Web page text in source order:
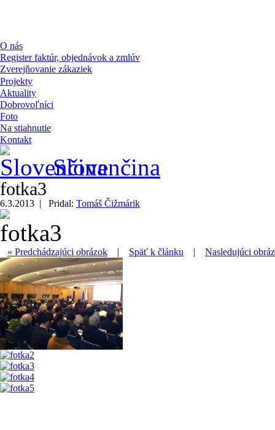
O nás
Register faktúr, objednávok a zmlúv
Zverejňovanie zákaziek
Projekty
Aktuality
Dobrovoľníci
Foto
Na stiahnutie
Kontakt
Slovenčina
fotka3
6.3.2013 | Pridal: Tomáš Čižmárik
« Predchádzajúci obrázok | Späť k článku | Nasledujúci